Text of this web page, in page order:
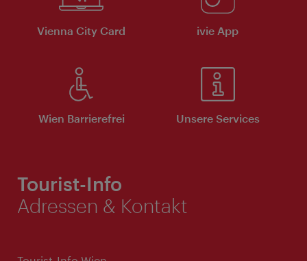
Vienna City Card ivie App
Wien Barrierefrei Unsere Services
Tourist-Info
Adressen & Kontakt